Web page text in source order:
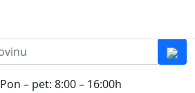
– pet: 8:00 – 16:00h